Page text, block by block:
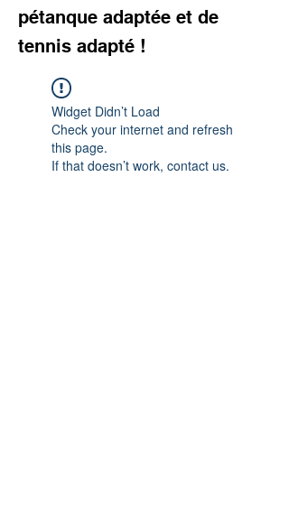
pétanque adaptée et de
tennis adapté !
Widget Didn’t Load
Check your internet and refresh
this page.
If that doesn’t work, contact us.